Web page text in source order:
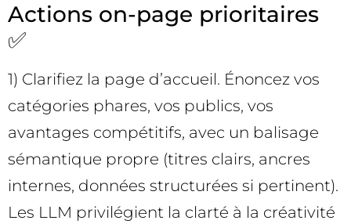
Actions on-page prioritaires
✅
1) Clarifiez la page d’accueil. Énoncez vos
catégories phares, vos publics, vos
avantages compétitifs, avec un balisage
sémantique propre (titres clairs, ancres
internes, données structurées si pertinent).
Les LLM privilégient la clarté à la créativité